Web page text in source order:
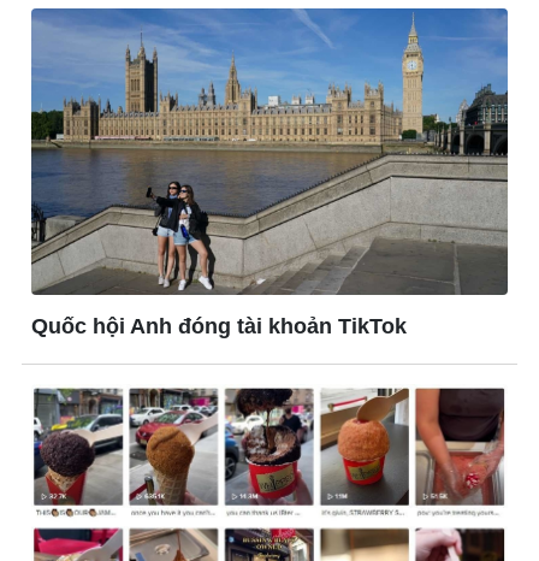
Vì cộng đồng
Công nghệ
Sành điệu
Tin Công nghệ
Trải nghiệm
Sức khỏe
Dinh dưỡng - món ngon
Cây thuốc
Sản phụ khoa
Quốc hội Anh đóng tài khoản TikTok